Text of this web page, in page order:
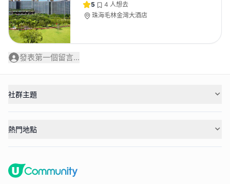
5 4 人想去
珠海毛林金灣大酒店
發表第一個留言...
社群主題
熱門地點